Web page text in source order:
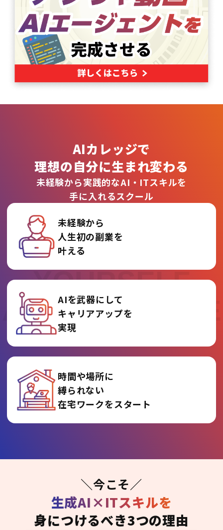
REINVENT
YOURSELF
AT AI COLLEGE
AIカレッジで
理想の自分に生まれ変わる
未経験から実践的なAI・ITスキルを
手に入れるスクール
未経験から
人生初の副業を
叶える
AIを武器にして
キャリアアップを
実現
時間や場所に
縛られない
在宅ワークをスタート
＼今こそ／
生成AI×ITスキルを
身につけるべき3つの理由